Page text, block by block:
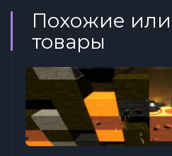
Похожие
товары